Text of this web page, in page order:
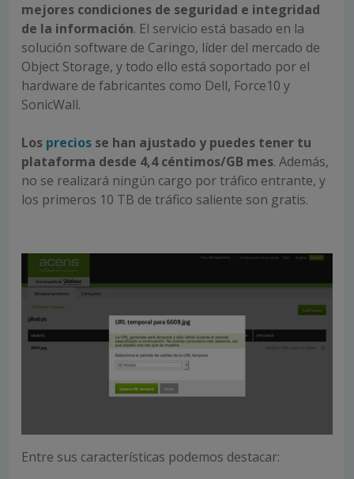
mejores condiciones de seguridad e integridad
de la información. El servicio está basado en la
solución software de Caringo, líder del mercado de
Object Storage, y todo ello está soportado por el
hardware de fabricantes como Dell, Force10 y
SonicWall.
Los precios se han ajustado y puedes tener tu
plataforma desde 4,4 céntimos/GB mes. Además,
no se realizará ningún cargo por tráfico entrante, y
los primeros 10 TB de tráfico saliente son gratis.
Entre sus características podemos destacar: